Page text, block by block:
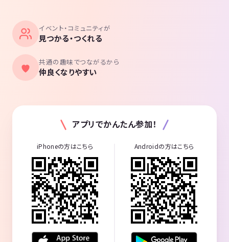
イベント・コミュニティが
見つかる・つくれる
共通の趣味でつながるから
仲良くなりやすい
アプリでかんたん参加！
iPhoneの方はこちら Androidの方はこちら